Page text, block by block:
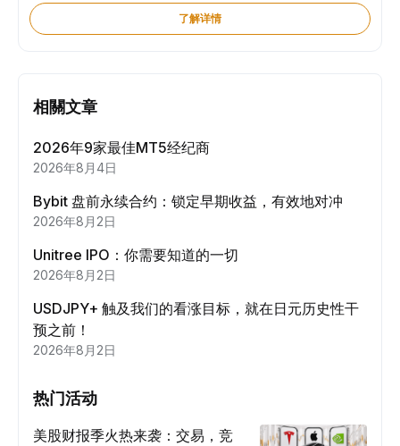
了解详情
相關文章
2026年9家最佳MT5经纪商
2026年8月4日
Bybit 盘前永续合约：锁定早期收益，有效地对冲
2026年8月2日
Unitree IPO：你需要知道的一切
2026年8月2日
USDJPY+ 触及我们的看涨目标，就在日元历史性干
预之前！
2026年8月2日
热门活动
美股财报季火热来袭：交易，竞